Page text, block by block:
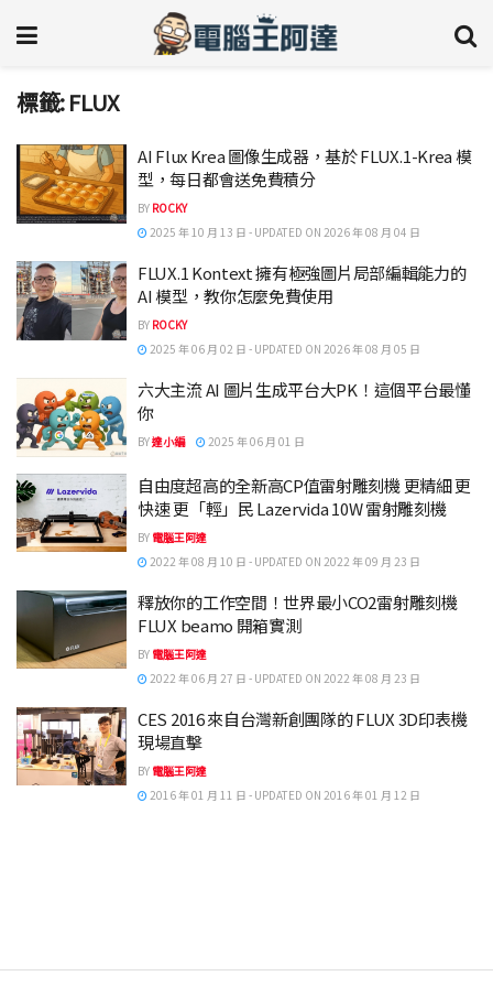
標籤:FLUX
AI Flux Krea 圖像生成器，基於 FLUX.1-Krea 模
型，每日都會送免費積分
BY ROCKY
2025 年 10 月 13 日 - UPDATED ON 2026 年 08 月 04 日
FLUX.1 Kontext 擁有極強圖片局部編輯能力的
AI 模型，教你怎麼免費使用
BY ROCKY
2025 年 06 月 02 日 - UPDATED ON 2026 年 08 月 05 日
六大主流 AI 圖片生成平台大PK！這個平台最懂
你
BY達小編 2025 年 06 月 01 日
自由度超高的全新高CP值雷射雕刻機 更精細 更
快速 更「輕」民 Lazervida 10W 雷射雕刻機
BY 電腦王阿達
2022 年 08 月 10 日 - UPDATED ON 2022 年 09 月 23 日
釋放你的工作空間！世界最小CO2雷射雕刻機
FLUX beamo 開箱實測
BY 電腦王阿達
2022 年 06 月 27 日 - UPDATED ON 2022 年 08 月 23 日
CES 2016 來自台灣新創團隊的 FLUX 3D印表機
現場直擊
BY 電腦王阿達
2016 年 01 月 11 日 - UPDATED ON 2016 年 01 月 12 日